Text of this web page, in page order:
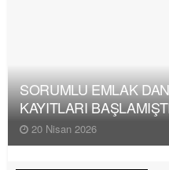
SORUMLU EMLAK
KAYITLARI
20 Nisan 2026